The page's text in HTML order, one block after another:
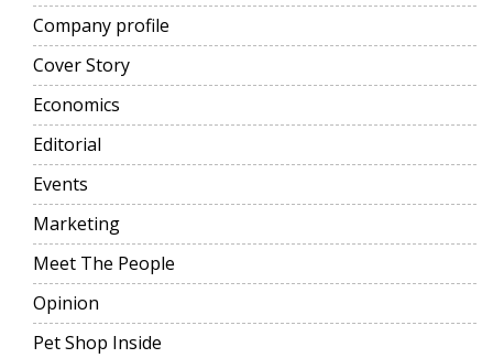
Company profile
Cover Story
Economics
Editorial
Events
Marketing
Meet The People
Opinion
Pet Shop Inside